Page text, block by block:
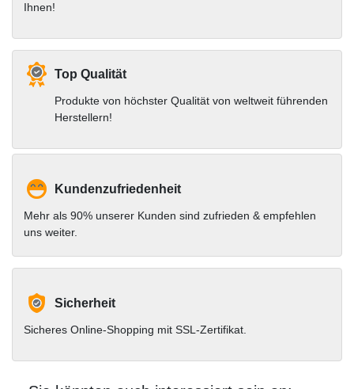
Ihnen!
Top Qualität
Produkte von höchster Qualität von weltweit führenden
Herstellern!
Kundenzufriedenheit
Mehr als 90% unserer Kunden sind zufrieden & empfehlen
uns weiter.
Sicherheit
Sicheres Online-Shopping mit SSL-Zertifikat.